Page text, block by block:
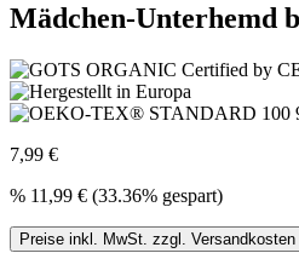
Mädchen-Unterhemd
7,99 €
% 11,99 € (33.36% gespart)
Preise inkl. MwSt. zzgl. Versandkosten